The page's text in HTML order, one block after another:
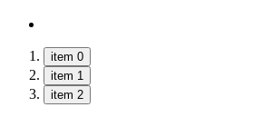
item 0
item 1
item 2